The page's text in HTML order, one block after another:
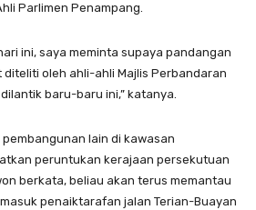
Parlimen Penampang.
ini, saya meminta supaya pandangan
oleh ahli-ahli Majlis Perbandaran
baru-baru ini,” katanya.
lain di kawasan
peruntukan kerajaan persekutuan
berkata, beliau akan terus memantau
penaiktarafan jalan Terian-Buayan